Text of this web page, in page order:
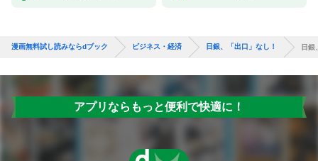
漫画無料試し読みならdブック ビジネス・経済 日銀、「出口」なし！ 日銀
アプリならもっと便利で快適に！